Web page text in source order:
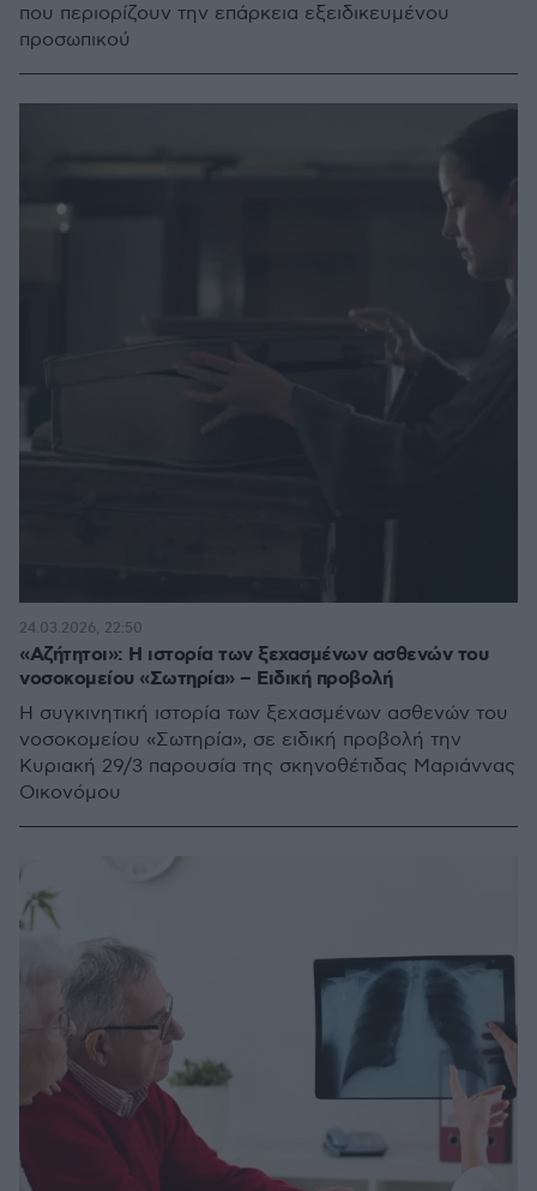
που περιορίζουν την επάρκεια εξειδικευμένου
προσωπικού
«Αζήτητοι»: Η ιστορία των ξεχασμένων ασθενών του
νοσοκομείου «Σωτηρία» – Ειδική προβολή
Η συγκινητική ιστορία των ξεχασμένων ασθενών του
νοσοκομείου «Σωτηρία», σε ειδική προβολή την
Κυριακή 29/3 παρουσία της σκηνοθέτιδας Μαριάννας
Οικονόμου
24.03.2026, 22:50